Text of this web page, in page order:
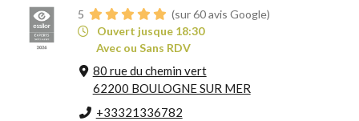
5
(sur 60 avis Google)
Ouvert jusque 18:30
Avec ou Sans RDV
80 rue du chemin vert
62200 BOULOGNE SUR MER
+33321336782